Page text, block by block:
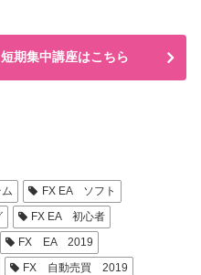
期集中講座はこちら
FX EA ソフト
FX EA 初心者
FX EA 2019
FX 自動売買 2019